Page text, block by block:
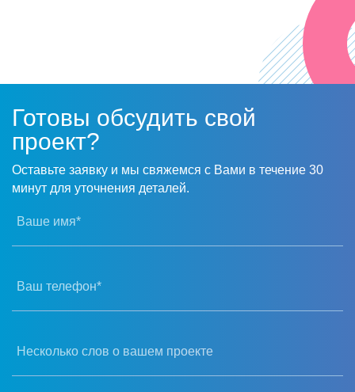
Готовы обсудить свой
проект?
Оставьте заявку и мы свяжемся с Вами в течение 30
минут для уточнения деталей.
Ваше имя*
Ваш телефон*
Несколько слов о вашем проекте